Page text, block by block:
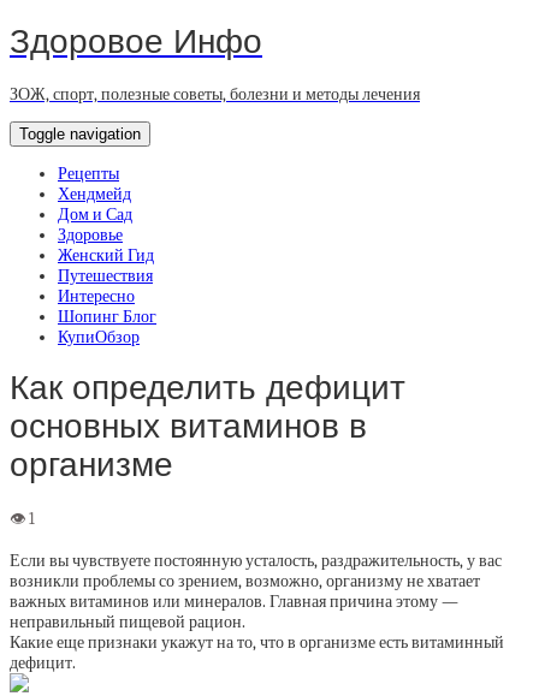
Здоровое Инфо
ЗОЖ, спорт, полезные советы, болезни и методы лечения
Toggle navigation
Рецепты
Хендмейд
Дом и Сад
Здоровье
Женский Гид
Путешествия
Интересно
Шопинг Блог
КупиОбзор
Как определить дефицит
основных витаминов в
организме
Если вы чувствуете постоянную усталость, раздражительность, у вас
возникли проблемы со зрением, возможно, организму не хватает
важных витаминов или минералов. Главная причина этому —
неправильный пищевой рацион.
Какие еще признаки укажут на то, что в организме есть витаминный
дефицит.